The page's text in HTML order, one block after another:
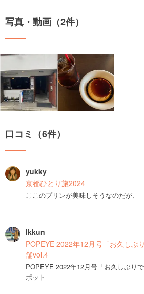
写真・動画（2件）
口コミ（6件）
yukky
京都ひとり旅2024
ここのプリンが美味しそうなのだが、
Ikkun
POPEYE 2022年12月号「お久しぶ
舗vol.4
POPEYE 2022年12月号「お久しぶり
ポット